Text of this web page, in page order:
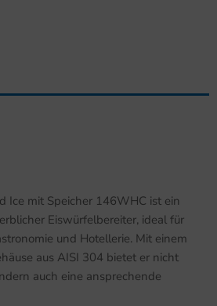
Ice mit Speicher 146WHC ist ein
Eiswürfelbereiter, ideal für
und Hotellerie. Mit einem
aus AISI 304 bietet er nicht
auch eine ansprechende